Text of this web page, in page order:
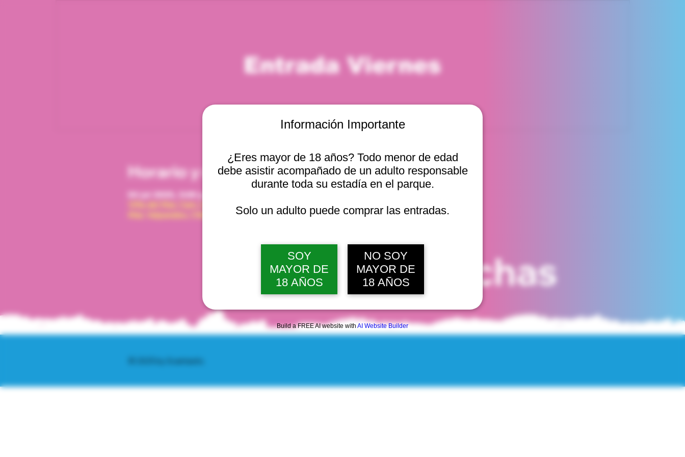
Información Importante
¿Eres mayor de 18 años? Todo menor de edad
debe asistir acompañado de un adulto responsable
durante toda su estadía en el parque.
Solo un adulto puede comprar las entradas.
SOY
MAYOR DE
18 AÑOS
NO SOY
MAYOR DE
18 AÑOS
Build a FREE AI website with AI Website Builder
Entrada Viernes
Horario y ubicación
Viña del Mar, Cam. Internacional 2440, Viña del
vie, 07 ago, 10:00 a. m.
Ver 22 fechas
© 2025 by Scantastic.